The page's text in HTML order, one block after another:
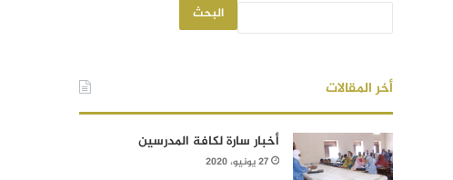
البحث
أخر المقالات
أخبار سارة لكافة المدرسين
27 يونيو، 2020